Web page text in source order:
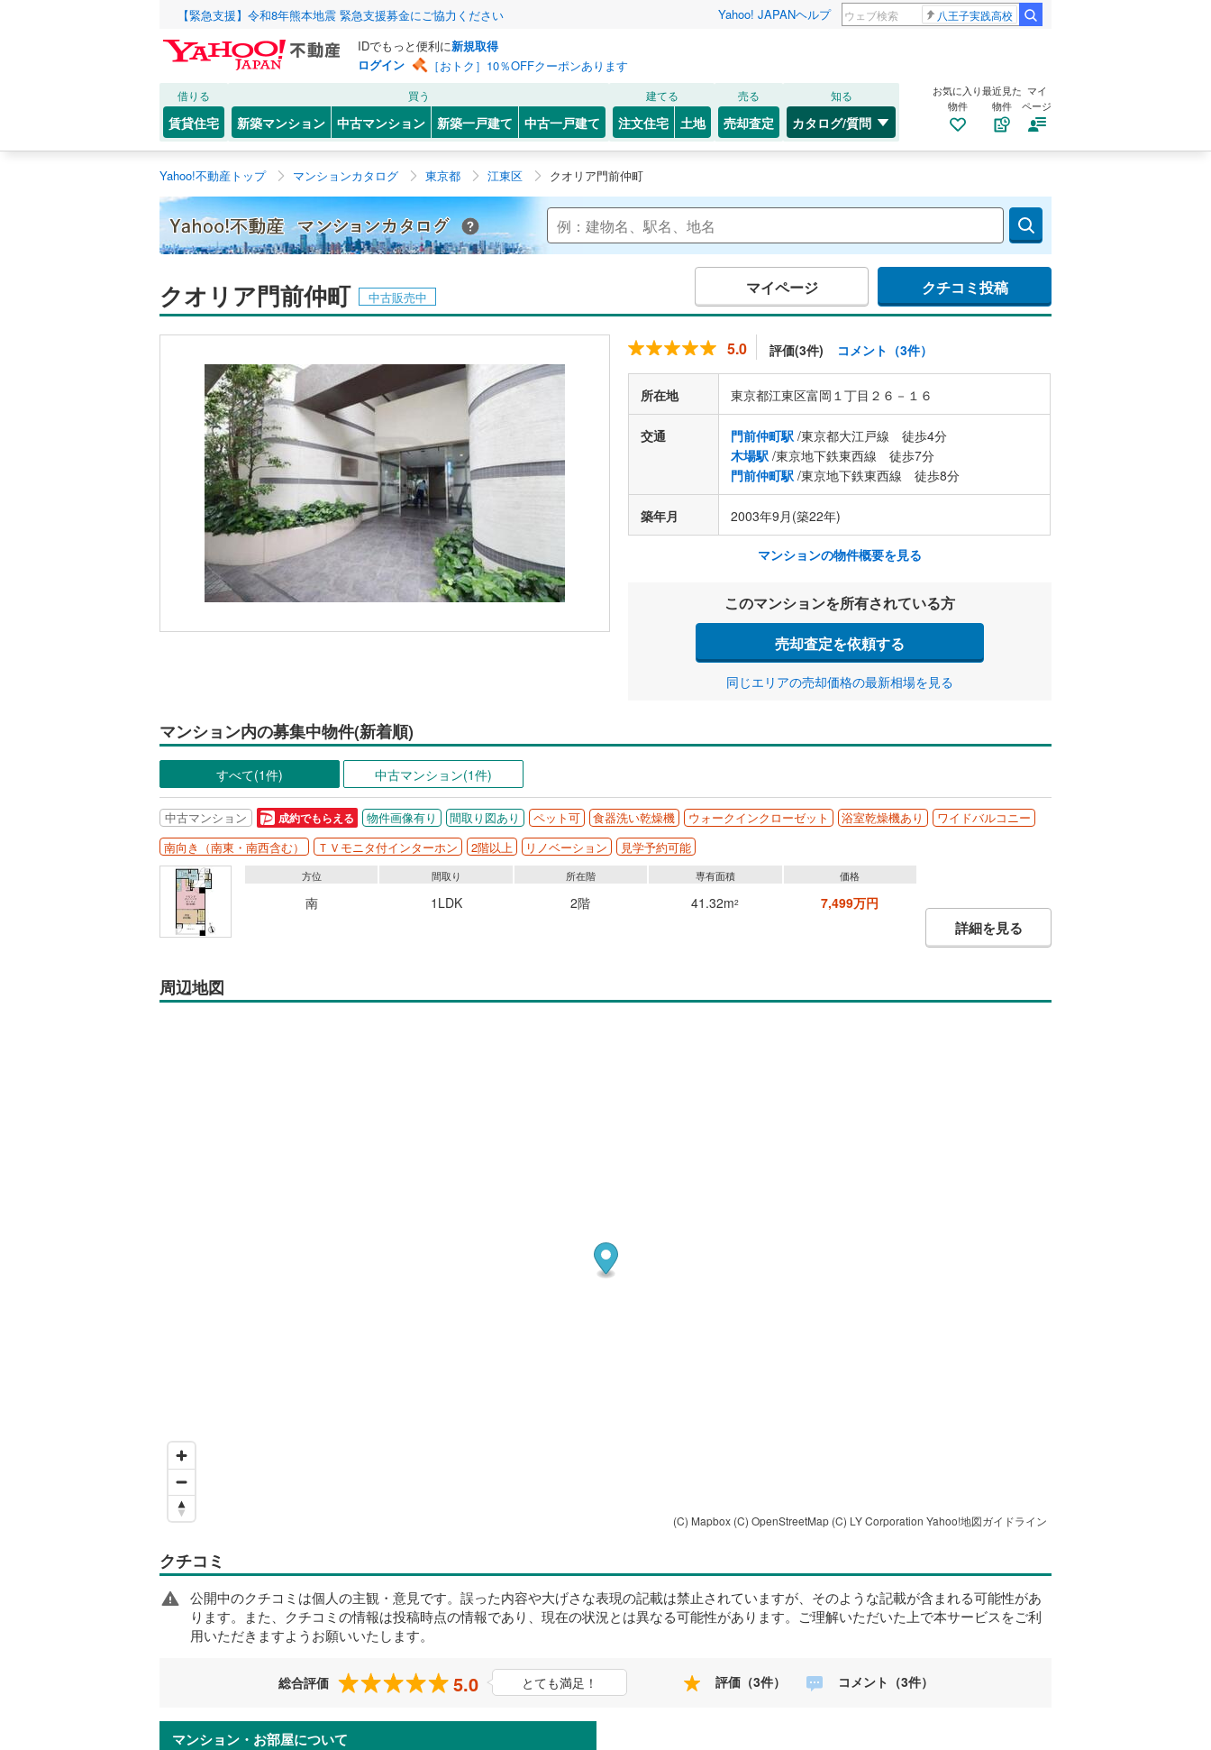
【緊急支援】令和8年熊本地震 緊急支援募金にご協力ください Yahoo! JAPANヘルプ 八王子実践高校
IDでもっと便利に新規取得
ログイン
［おトク］10％OFFクーポンあります
借りる
賃貸住宅
買う
新築マンション 中古マンション 新築一戸建て 中古一戸建て
建てる
注文住宅 土地
売る
売却査定
知る
カタログ/質問
お気に入り
物件
最近見た
物件
マイ
ページ
Yahoo!不動産トップ マンションカタログ 東京都 江東区 クオリア門前仲町
Yahoo!不動産 マンションカタログ
クオリア門前仲町 中古販売中 マイページ クチコミ投稿
5.0 評価(3件) コメント（3件）
所在地 東京都江東区富岡１丁目２６－１６
交通 門前仲町駅 /東京都大江戸線 徒歩4分
木場駅 /東京地下鉄東西線 徒歩7分
門前仲町駅 /東京地下鉄東西線 徒歩8分
築年月 2003年9月(築22年)
マンションの物件概要を見る
このマンションを所有されている方
売却査定を依頼する
同じエリアの売却価格の最新相場を見る
マンション内の募集中物件(新着順)
すべて(1件) 中古マンション(1件)
中古マンション 成約でもらえる 物件画像有り 間取り図あり ペット可 食器洗い乾燥機 ウォークインクローゼット 浴室乾燥機あり
ワイドバルコニー
南向き（南東・南西含む）
ＴＶモニタ付インターホン 2階以上 リノベーション 見学予約可能
価格
7,499万円
専有面積
41.32m2
所在階
2階
間取り
1LDK
方位
南
詳細を見る
周辺地図
(C) Mapbox (C) OpenStreetMap (C) LY Corporation Yahoo!地図ガイドライン
クチコミ
公開中のクチコミは個人の主観・意見です。誤った内容や大げさな表現の記載は禁止されていますが、そのような記載が含まれる可能性があ
ります。また、クチコミの情報は投稿時点の情報であり、現在の状況とは異なる可能性があります。ご理解いただいた上で本サービスをご利
用いただきますようお願いいたします。
総合評価 5.0 とても満足！ 評価（3件） コメント（3件）
マンション・お部屋について